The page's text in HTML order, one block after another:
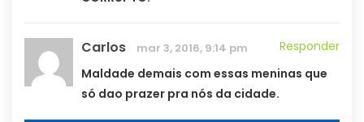
Carlos mar 3, 2016, 9:14 pm
Responder
Maldade demais com essas meninas que
só dao prazer pra nós da cidade.